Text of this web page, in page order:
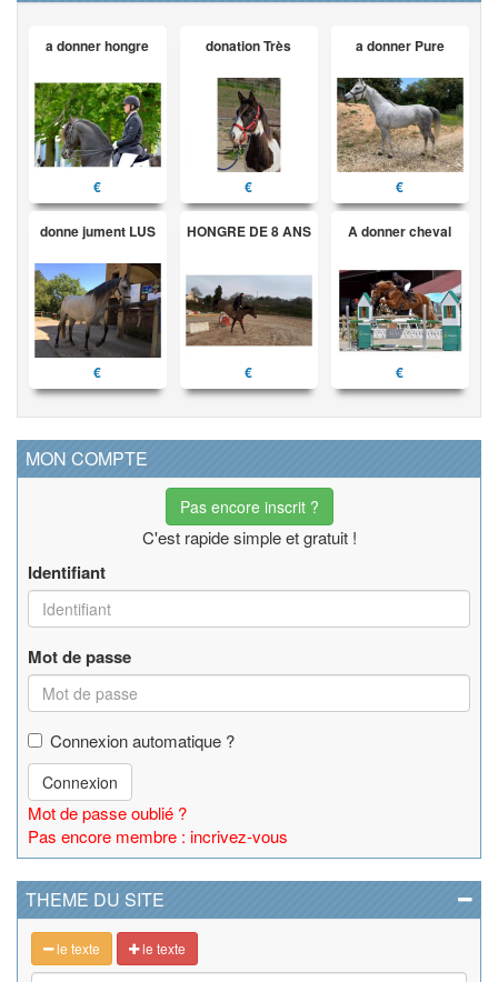
a donner hongre
€
donation Très
€
a donner Pure
€
donne jument LUS
€
HONGRE DE 8 ANS
€
A donner cheval
€
MON COMPTE
Pas encore inscrit ?
C'est rapide simple et gratuit !
Identifiant
Mot de passe
Connexion automatique ?
Connexion
Mot de passe oublié ?
Pas encore membre : incrivez-vous
THEME DU SITE
le texte le texte